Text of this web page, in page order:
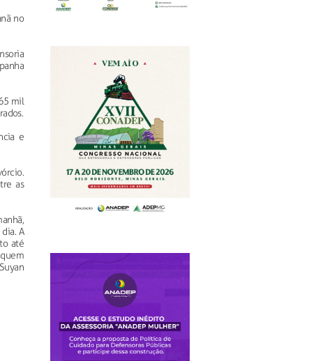
no
mil
e
as
A
até